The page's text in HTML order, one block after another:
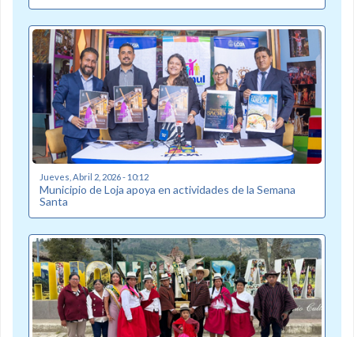
Jueves, Abril 2, 2026 - 10:12
Municipio de Loja apoya en actividades de la Semana
Santa